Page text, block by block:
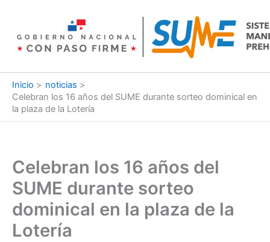
contenido
Inicio
noticias
Celebran los 16 años del SUME durante sorteo dominical en
la plaza de la Lotería
Celebran los 16 años del
SUME durante sorteo
dominical en la plaza de la
Lotería